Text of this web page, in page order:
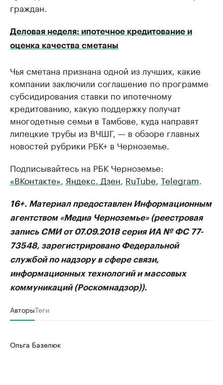
граждан.
Деловая неделя: ипотечное кредитование и
оценка качества сметаны
Чья сметана признана одной из лучших, какие
компании заключили соглашение по программе
субсидирования ставки по ипотечному
кредитованию, какую поддержку получат
многодетные семьи в Тамбове, куда направят
липецкие трубы из ВЧШГ, — в обзоре главных
новостей рубрики РБК+ в Черноземье.
Подписывайтесь на РБК Черноземье:
«ВКонтакте», Яндекс. Дзен, RuTube, Telegram.
16+. Материал предоставлен Информационным
агентством «Медиа Черноземье» (реестровая
запись СМИ от 07.09.2018 серия ИА № ФС 77-
73548, зарегистрировано Федеральной
службой по надзору в сфере связи,
информационных технологий и массовых
коммуникаций (Роскомнадзор)).
АвторыТеги
Ольга Базелюк